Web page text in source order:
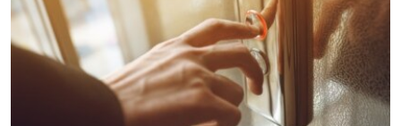
РАСПИСАНИЕ ВЕЩАНИЯ
ПОДПИШИТЕСЬ НА РАССЫЛКУ
СОЦИАЛЬНЫЕ СЕТИ